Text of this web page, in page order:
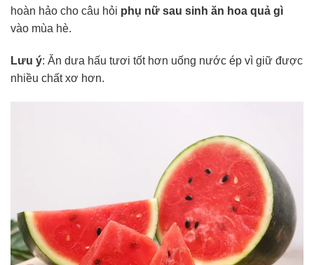
hoàn hảo cho câu hỏi phụ nữ sau sinh ăn hoa quả gì
vào mùa hè.
Lưu ý: Ăn dưa hấu tươi tốt hơn uống nước ép vì giữ được
nhiều chất xơ hơn.